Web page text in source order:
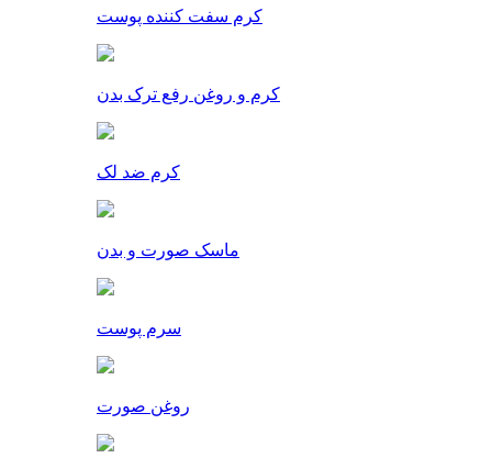
کرم سفت کننده پوست
کرم و روغن رفع ترک بدن
کرم ضد لک
ماسک صورت و بدن
سرم پوست
روغن صورت